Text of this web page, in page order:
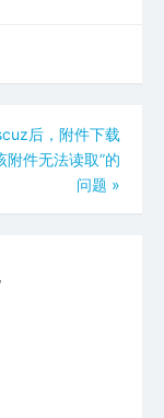
后，附件下载
附件无法读取”的
问题 »